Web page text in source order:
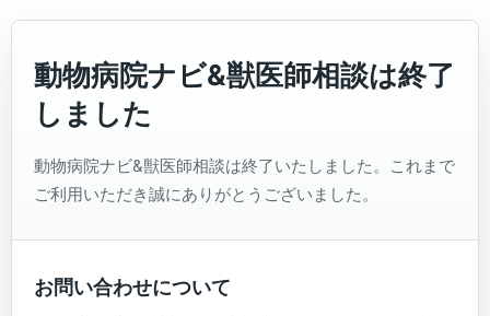
動物病院ナビ&獣医師相談は終了
しました
動物病院ナビ&獣医師相談は終了いたしました。これまで
ご利用いただき誠にありがとうございました。
お問い合わせについて